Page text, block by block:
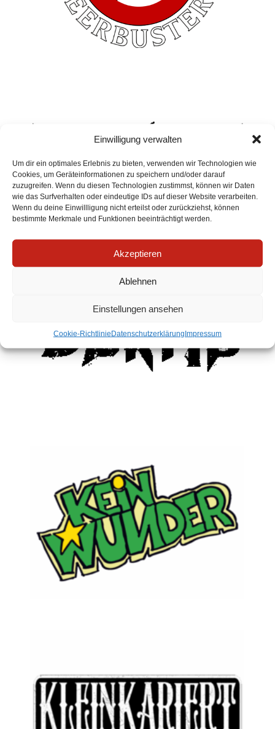
Einwilligung verwalten
Um dir ein optimales Erlebnis zu bieten, verwenden wir Technologien wie
Cookies, um Geräteinformationen zu speichern und/oder darauf
zuzugreifen. Wenn du diesen Technologien zustimmst, können wir Daten
wie das Surfverhalten oder eindeutige IDs auf dieser Website verarbeiten.
Wenn du deine Einwillligung nicht erteilst oder zurückziehst, können
bestimmte Merkmale und Funktionen beeinträchtigt werden.
Akzeptieren
Ablehnen
Einstellungen ansehen
Cookie-RichtlinieDatenschutzerklärungImpressum
Widerrufsformular
Widerruf bestätigen